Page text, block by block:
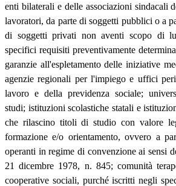
enti bilaterali e delle associazioni sindacali
lavoratori, da parte di soggetti pubblici o a
di soggetti privati non aventi scopo di
specifici requisiti preventivamente
garanzie all'espletamento delle iniziative
agenzie regionali per l'impiego e uffici
lavoro e della previdenza sociale;
studi; istituzioni scolastiche statali e
che rilascino titoli di studio con valore
formazione e/o orientamento, ovvero a
operanti in regime di convenzione ai sensi
21 dicembre 1978, n. 845; comunità
cooperative sociali, purché iscritti negli